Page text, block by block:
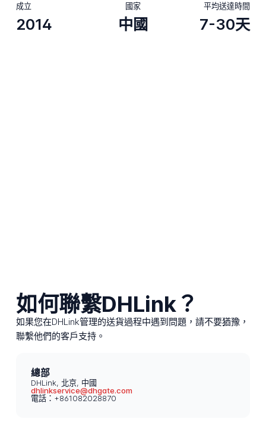
成立
2014
國家
中國
平均送達時間
7-30天
如何聯繫DHLink？
如果您在DHLink管理的送貨過程中遇到問題，請不要猶豫，
聯繫他們的客戶支持。
總部
DHLink, 北京, 中國
dhlinkservice@dhgate.com
電話：+861082028870